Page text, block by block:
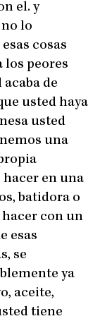
el. y
lo
cosas
los peores
de
usted haya
usted
una
hacer en una
batidora o
hacer con un
esas
se
ya
aceite,
tiene